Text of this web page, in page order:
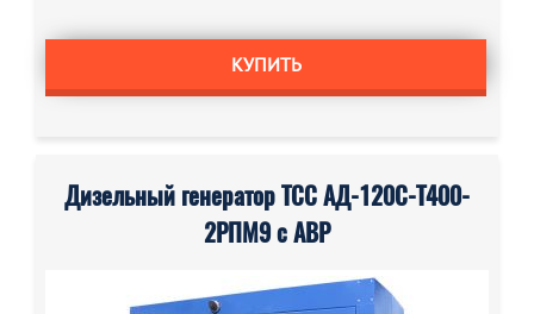
КУПИТЬ
Дизельный генератор ТСС АД-120С-Т400-
2РПМ9 с АВР